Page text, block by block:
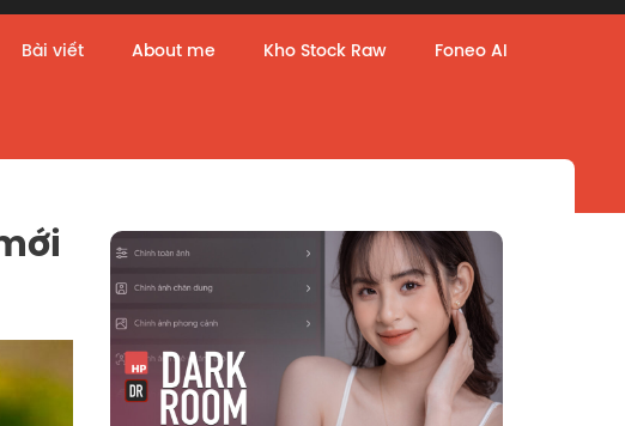
Bài viết About me Kho Stock Raw Foneo AI